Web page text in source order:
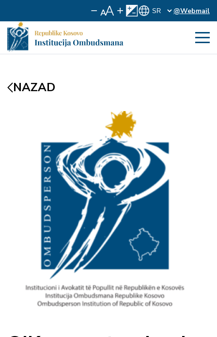
@Webmail
NAZAD